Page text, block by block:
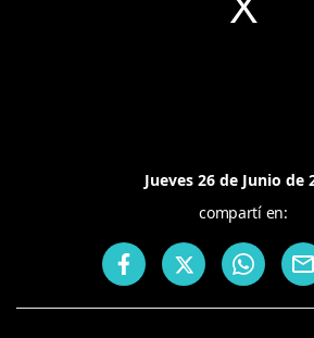
Jueves 26 de Junio de
compartí en: